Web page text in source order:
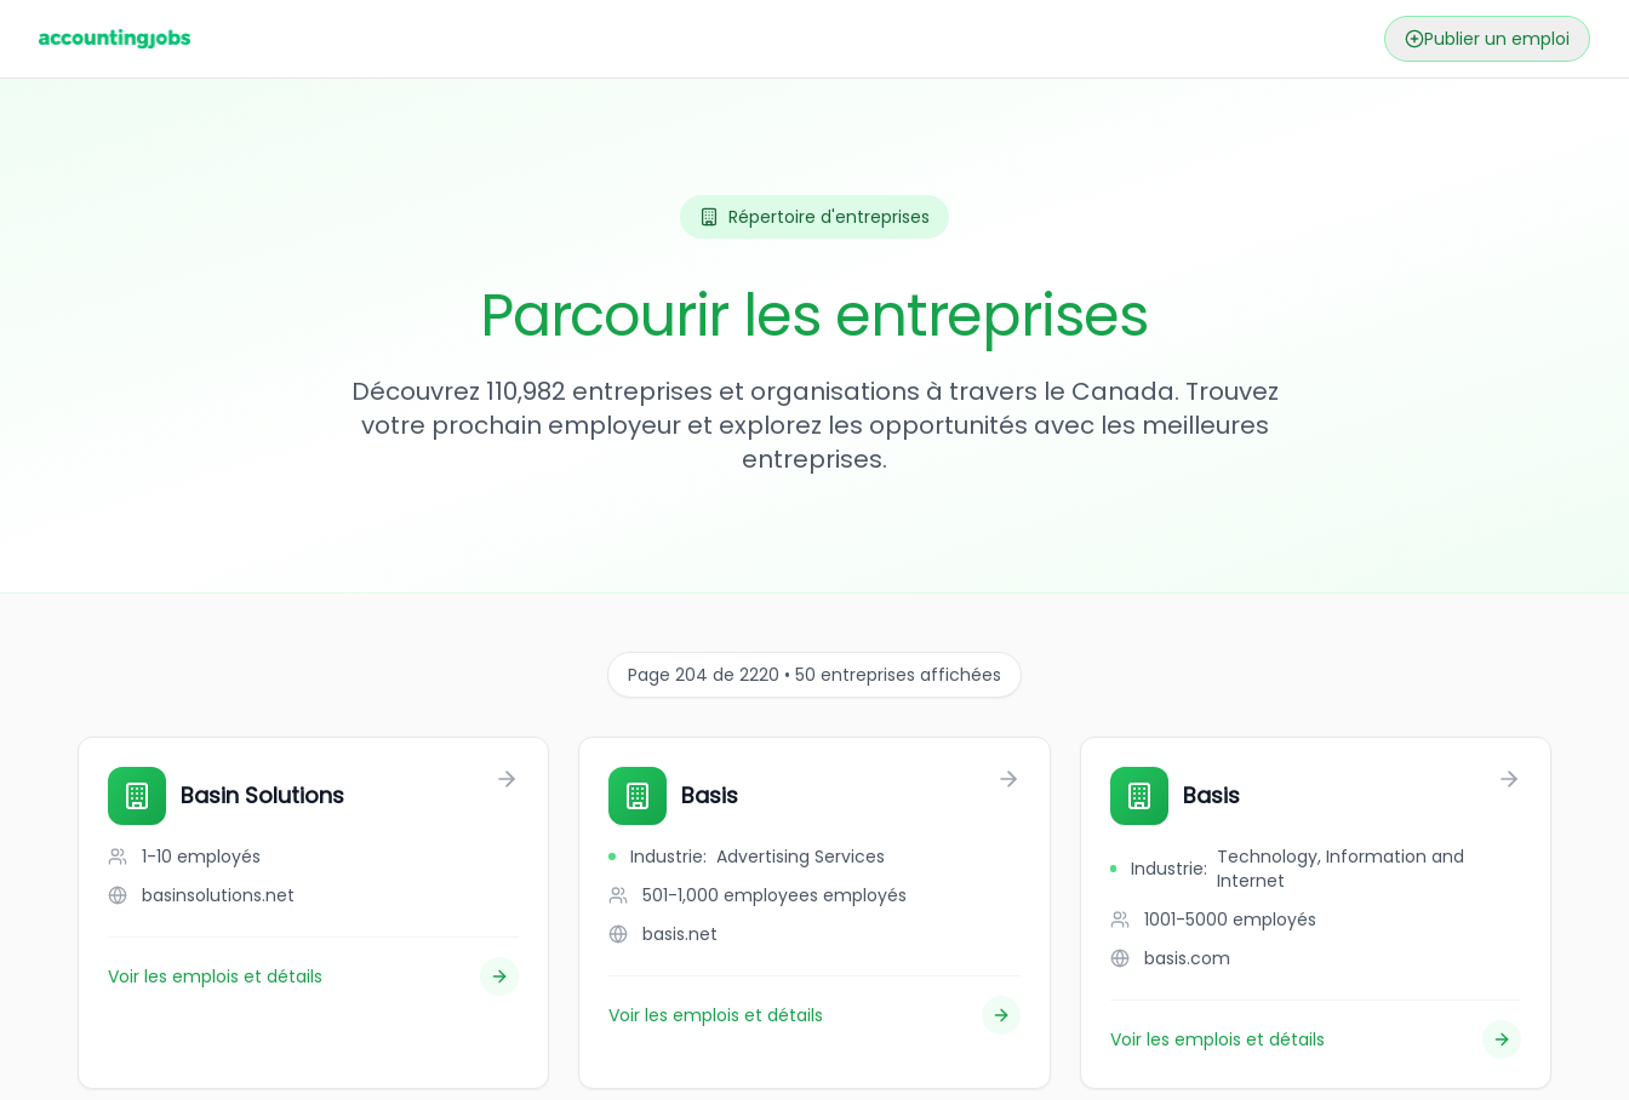
Publier un emploi
Répertoire d'entreprises
Parcourir les entreprises
Découvrez 110,982 entreprises et organisations à travers le Canada. Trouvez
votre prochain employeur et explorez les opportunités avec les meilleures
entreprises.
Page 204 de 2220 • 50 entreprises affichées
Basin Solutions
1-10 employés
basinsolutions.net
Voir les emplois et détails
Basis
Industrie: Advertising Services
501-1,000 employees employés
basis.net
Voir les emplois et détails
Basis
Industrie: Technology, Information and
Internet
1001-5000 employés
basis.com
Voir les emplois et détails